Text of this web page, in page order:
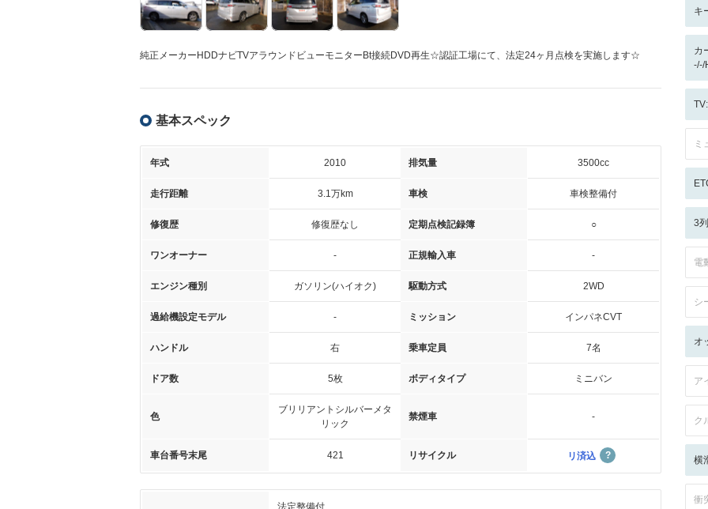
純正メーカーHDDナビTVアラウンドビューモニターBt接続DVD再生☆認証工場にて、法定24ヶ月点検を実施します☆
基本スペック
年式 2010 排気量 3500cc
走行距離 3.1万km 車検 車検整備付
修復歴 修復歴なし 定期点検記録簿 ○
ワンオーナー - 正規輸入車 -
エンジン種別 ガソリン(ハイオク) 駆動方式 2WD
過給機設定モデル - ミッション インパネCVT
ハンドル 右 乗車定員 7名
ドア数 5枚 ボディタイプ ミニバン
色
ブリリアントシルバーメタ
リック
禁煙車 -
車台番号末尾 421 リサイクル リ済込
法定整備付
キ
カ
-/-/
ミ
3
電
シ
オ
ア
ク
横
衝